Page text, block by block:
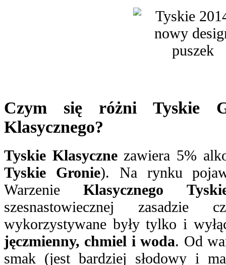
Czym się różni Tyskie
Klasycznego?
Tyskie Klasycznezawiera 5%
Tyskie Gronie). Na rynku
WarzenieKlasycznego
szesnastowiecznej zasadzie
wykorzystywane były tylko i
jęczmienny, chmiel i woda. Od
smak (jest bardziej słodowy i